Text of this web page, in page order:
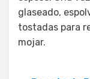
glaseado,
tostadas para
mojar.